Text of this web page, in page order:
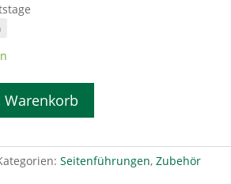
Warenkorb
Seitenführungen, Zubehör